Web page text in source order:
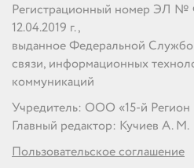
Регистрационный номер ЭЛ №
12.04.2019 г.,
выданное Федеральной
связи, информационных
коммуникаций
Учредитель: ООО «15-й
Главный редактор: Кучиев А. М.
Пользовательское соглашение